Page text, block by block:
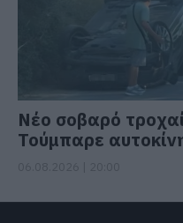
Νέο σοβαρό
Τούμπαρε